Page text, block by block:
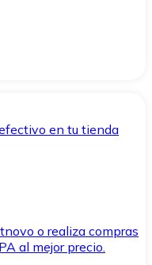
en tu tienda
o realiza compras
al mejor precio.